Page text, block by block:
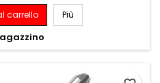
carrello Più